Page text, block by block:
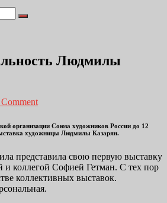
Людмилы
организации Союза художников России до 12
художницы Людмилы Казарян.
представила свою первую выставку
и коллегой Софией Гетман. С тех пор
коллективных выставок.